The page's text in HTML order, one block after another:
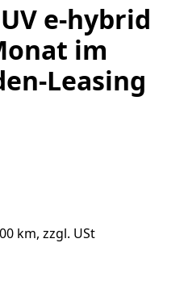
e-hybrid
im
Leasing
km, zzgl. USt